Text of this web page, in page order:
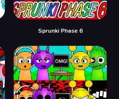
Sprunki Phase 6